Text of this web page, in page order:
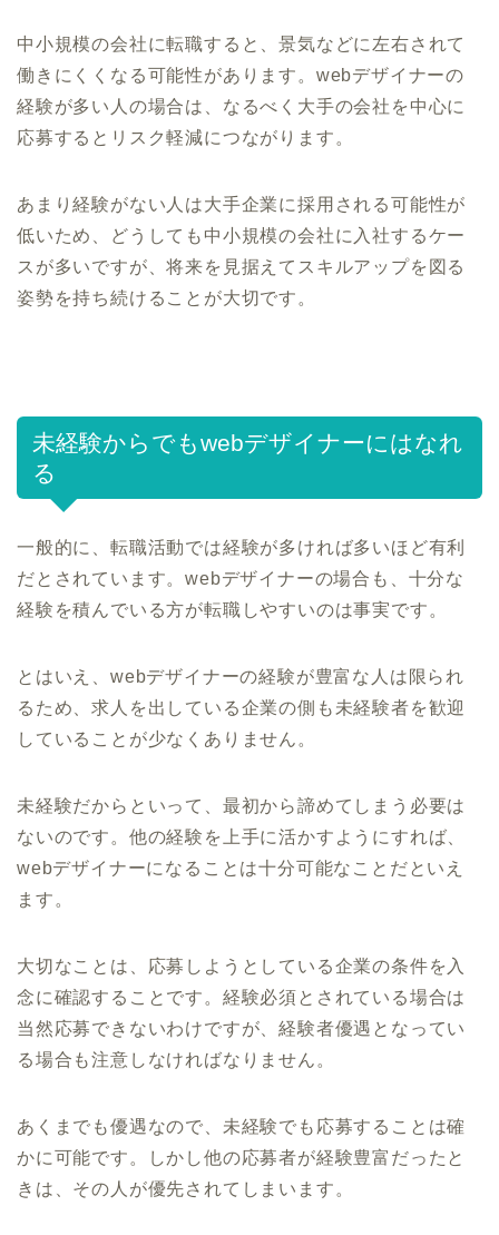
中小規模の会社に転職すると、景気などに左右されて
働きにくくなる可能性があります。webデザイナーの
経験が多い人の場合は、なるべく大手の会社を中心に
応募するとリスク軽減につながります。
あまり経験がない人は大手企業に採用される可能性が
低いため、どうしても中小規模の会社に入社するケー
スが多いですが、将来を見据えてスキルアップを図る
姿勢を持ち続けることが大切です。
未経験からでもwebデザイナーにはなれ
る
一般的に、転職活動では経験が多ければ多いほど有利
だとされています。webデザイナーの場合も、十分な
経験を積んでいる方が転職しやすいのは事実です。
とはいえ、webデザイナーの経験が豊富な人は限られ
るため、求人を出している企業の側も未経験者を歓迎
していることが少なくありません。
未経験だからといって、最初から諦めてしまう必要は
ないのです。他の経験を上手に活かすようにすれば、
webデザイナーになることは十分可能なことだといえ
ます。
大切なことは、応募しようとしている企業の条件を入
念に確認することです。経験必須とされている場合は
当然応募できないわけですが、経験者優遇となってい
る場合も注意しなければなりません。
あくまでも優遇なので、未経験でも応募することは確
かに可能です。しかし他の応募者が経験豊富だったと
きは、その人が優先されてしまいます。